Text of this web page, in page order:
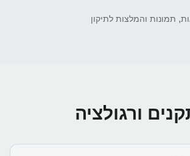
תמונות והמלצות לתיקון
ורגולציה